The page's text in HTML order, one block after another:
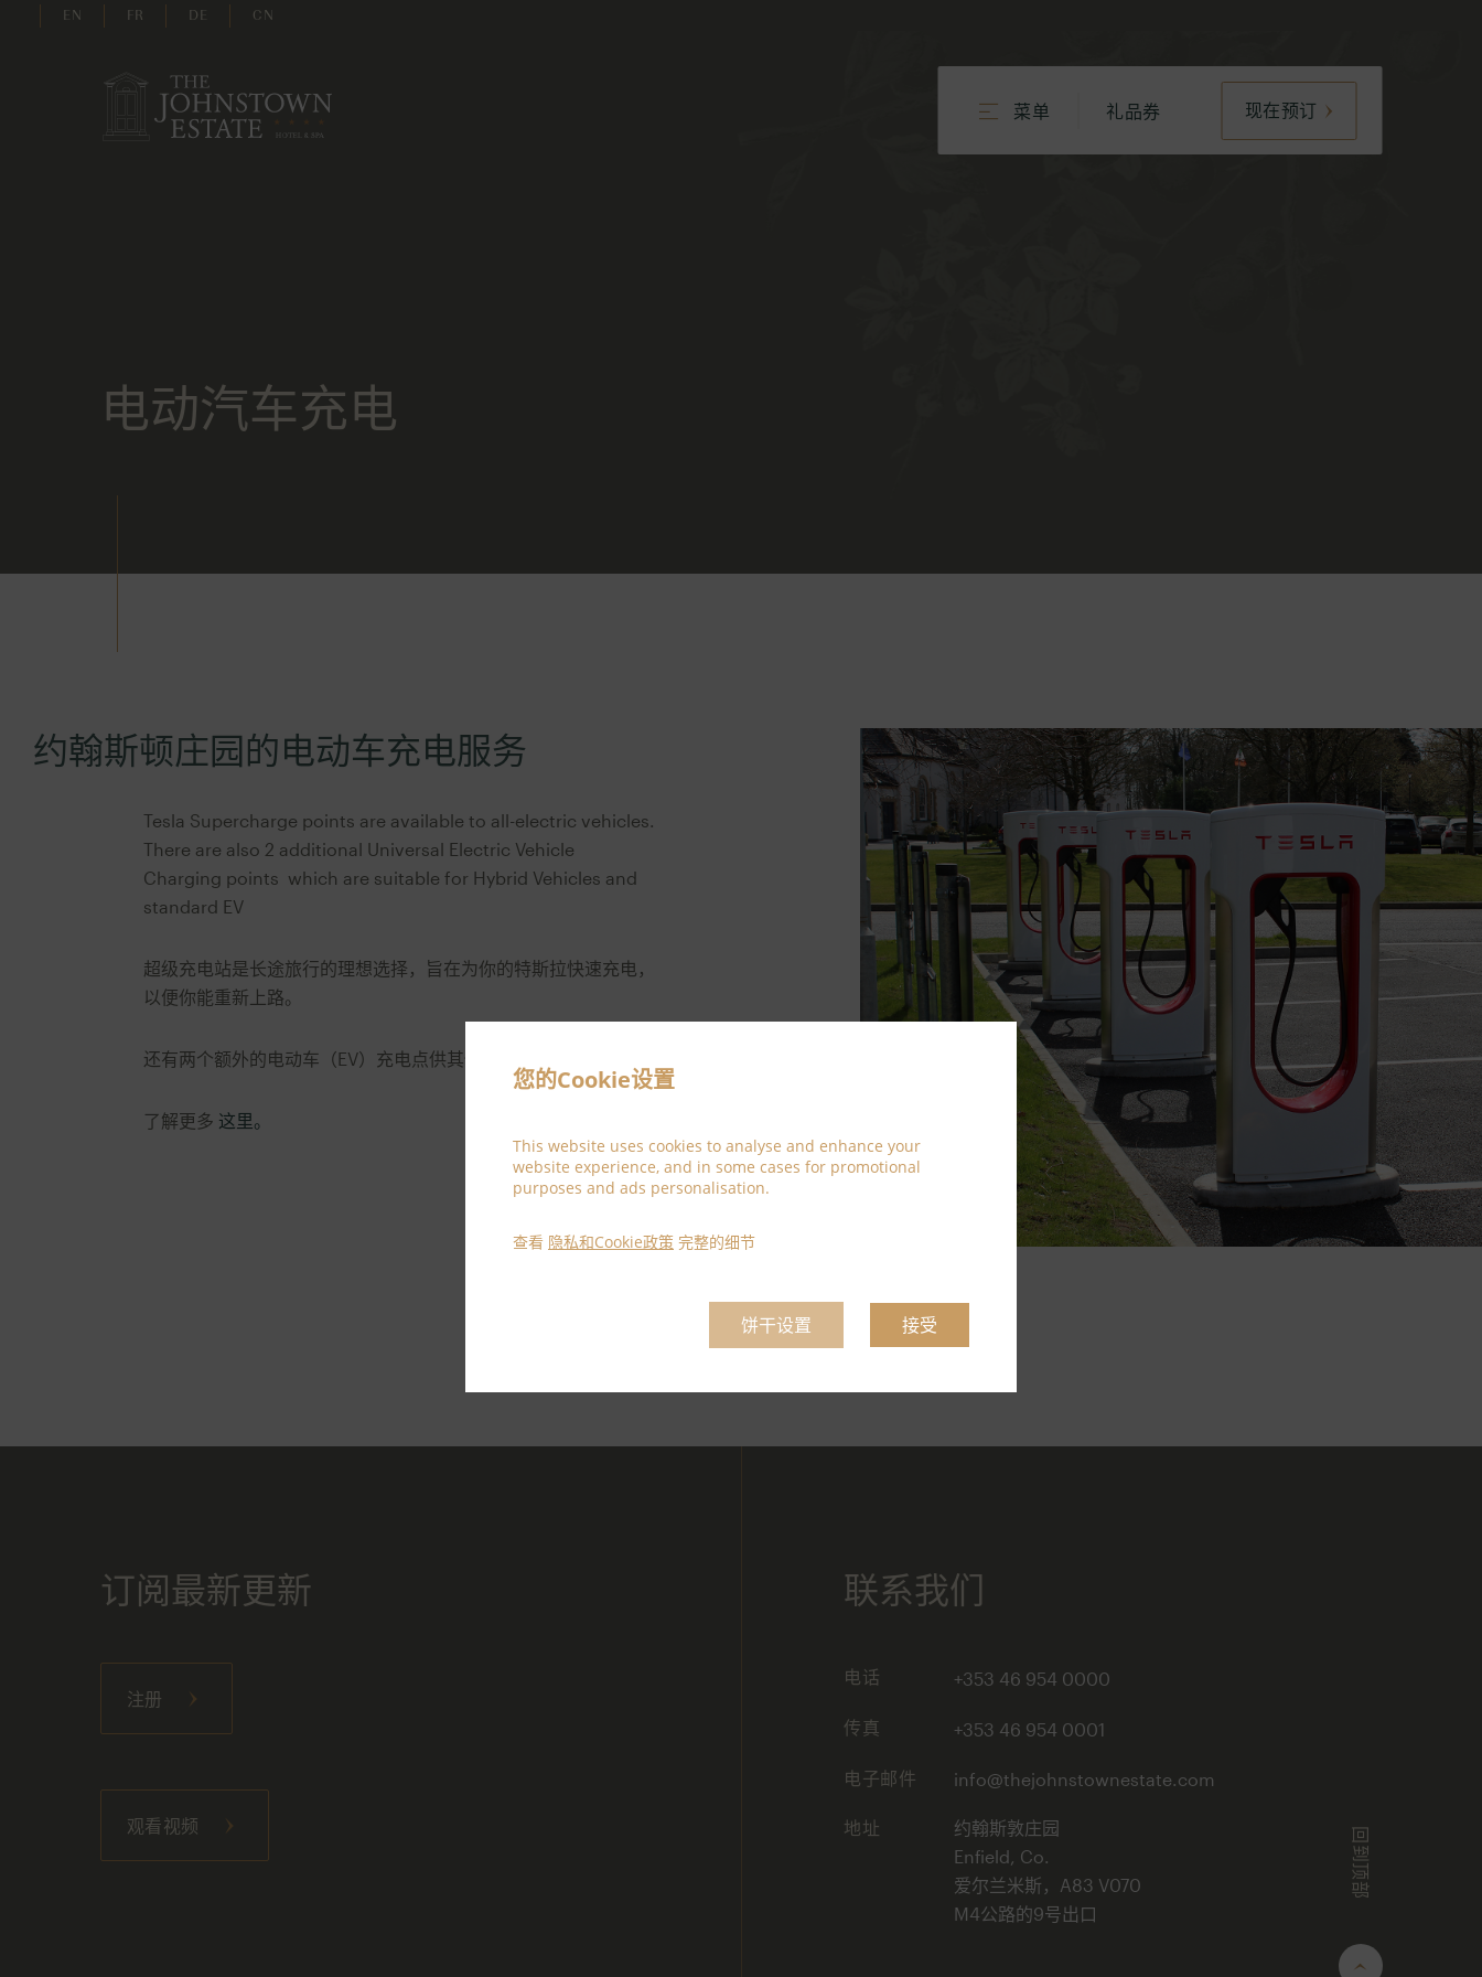
您的Cookie设置
This website uses cookies to analyse and enhance your
website experience, and in some cases for promotional
purposes and ads personalisation.
查看 隐私和Cookie政策 完整的细节
饼干设置 接受
EN FR DE CN
菜单 礼品券 现在预订
电动汽车充电
约翰斯顿庄园的电动车充电服务
Tesla Supercharge points are available to all-electric vehicles.
There are also 2 additional Universal Electric Vehicle
Charging points which are suitable for Hybrid Vehicles and
standard EV
超级充电站是长途旅行的理想选择，旨在为你的特斯拉快速充电，
以便你能重新上路。
还有两个额外的电动车（EV）充电点供其他车辆使用。
了解更多 这里。
回到顶部
订阅最新更新
注册
观看视频
联系我们
电话 +353 46 954 0000
传真 +353 46 954 0001
电子邮件 info@thejohnstownestate.com
地址
约翰斯敦庄园
Enfield, Co.
爱尔兰米斯，A83 V070
M4公路的9号出口